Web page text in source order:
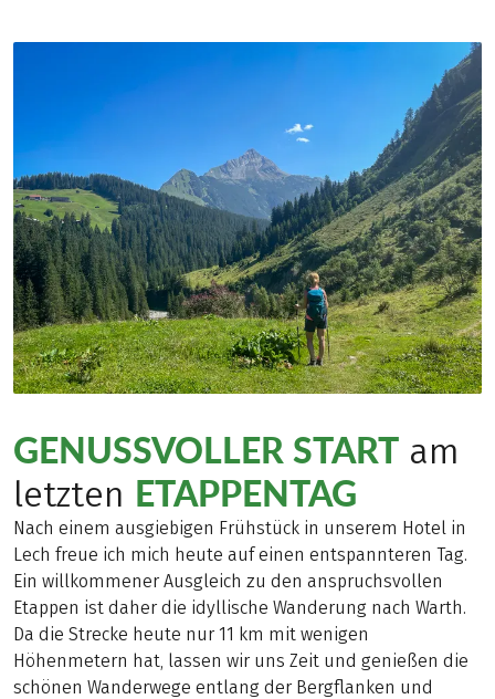
GENUSSVOLLER START am
letzten ETAPPENTAG
Nach einem ausgiebigen Frühstück in unserem Hotel in
Lech freue ich mich heute auf einen entspannteren Tag.
Ein willkommener Ausgleich zu den anspruchsvollen
Etappen ist daher die idyllische Wanderung nach Warth.
Da die Strecke heute nur 11 km mit wenigen
Höhenmetern hat, lassen wir uns Zeit und genießen die
schönen Wanderwege entlang der Bergflanken und